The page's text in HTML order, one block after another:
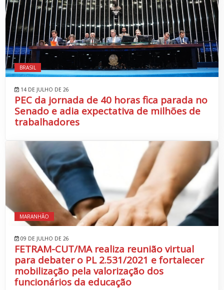
BRASIL
14 DE JULHO DE 26
PEC da jornada de 40 horas fica parada no
Senado e adia expectativa de milhões de
trabalhadores
MARANHÃO
09 DE JULHO DE 26
FETRAM-CUT/MA realiza reunião virtual
para debater o PL 2.531/2021 e fortalecer
mobilização pela valorização dos
funcionários da educação